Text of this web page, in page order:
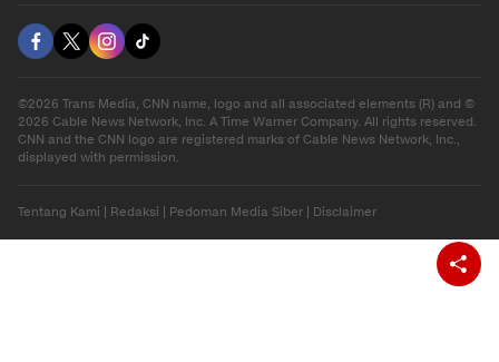
©2026 Trans Media, CNN name, logo and all associated elements (R) and ©
2026 Cable News Network, Inc. A Time Warner Company. All rights reserved.
CNN and the CNN logo are registered marks of Cable News Network, Inc.,
displayed with permission.
Tentang Kami Redaksi Pedoman Media Siber Disclaimer